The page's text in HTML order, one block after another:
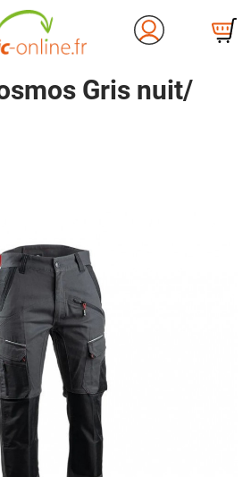
Gris nuit/